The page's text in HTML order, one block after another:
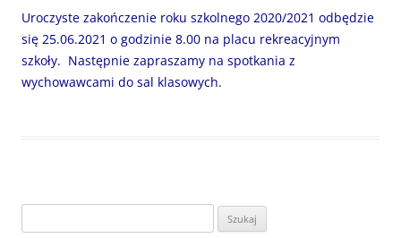
Uroczyste zakończenie roku szkolnego 2020/2021 odbędzie
się 25.06.2021 o godzinie 8.00 na placu rekreacyjnym
szkoły. Następnie zapraszamy na spotkania z
wychowawcami do sal klasowych.